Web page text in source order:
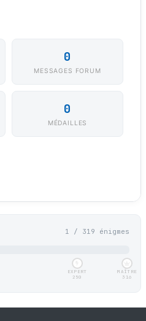
0
MESSAGES FORUM
0
MÉDAILLES
1 / 319 énigmes
EXPERT
250
MAÎTRE
316